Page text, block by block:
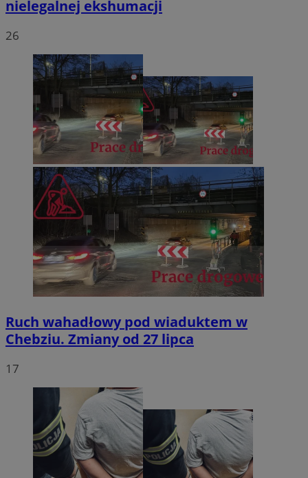
nielegalnej ekshumacji
26
Ruch wahadłowy pod wiaduktem w
Chebziu. Zmiany od 27 lipca
17